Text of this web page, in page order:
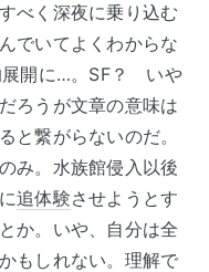
べく深夜に乗り込む
でいてよくわからな
展開に…。SF？ いや
ろうが文章の意味は
と繋がらないのだ。
み。水族館侵入以後
追体験させようとす
か。いや、自分は全
もしれない。理解で